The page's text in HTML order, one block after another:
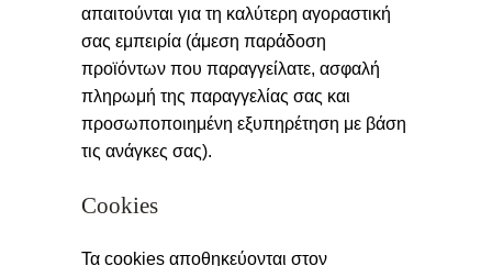
απαιτούνται για τη καλύτερη αγοραστική
σας εμπειρία (άμεση παράδοση
προϊόντων που παραγγείλατε, ασφαλή
πληρωμή της παραγγελίας σας και
προσωποποιημένη εξυπηρέτηση με βάση
τις ανάγκες σας).
Cookies
Τα cookies αποθηκεύονται στον